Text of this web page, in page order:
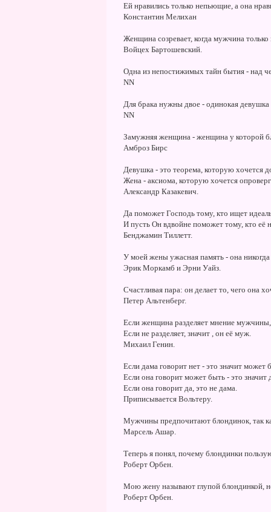
Ей нравились только непьющие, а она
Константин Мелихан
Женщина созревает, когда мужчина только
Войцех Бартошевский.
Одна из непостижимых тайн бытия - над
NN
Для брака нужны двое - одинокая девушка
NN
Замужняя женщина - женщина у которой
Амброз Бирс
Девушка - это теорема, которую хочется
Жена - аксиома, которую хочется
Александр Казакевич.
Да поможет Господь тому, кто ищет
И пусть Он вдвойне поможет тому, кто её
Бенджамин Тиллетт.
У моей жены ужасная память - она никогда
Эрик Моркамб и Эрни Уайз.
Счастливая пара: он делает то, чего она
Петер Альтенберг.
Если женщина разделяет мнение мужчины,
Если не разделяет, значит , он её муж.
Михаил Генин.
Если дама говорит нет - это значит может
Если она говорит может быть - это значит
Если она говорит да, это не дама.
Приписывается Вольтеру.
Мужчины предпочитают блондинок, так
Марсель Ашар.
Теперь я понял, почему блондинки
Роберт Орбен.
Мою жену называют глупой блондинкой,
Роберт Орбен.